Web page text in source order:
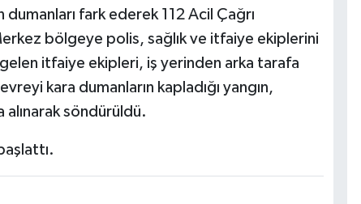
dumanları fark ederek 112 Acil Çağrı
bölgeye polis, sağlık ve itfaiye ekiplerini
itfaiye ekipleri, iş yerinden arka tarafa
kara dumanların kapladığı yangın,
alınarak söndürüldü.